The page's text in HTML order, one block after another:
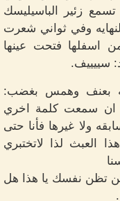
زئير الباسيليسك
وفي ثواني شعرت
اسفلها فتحت عينها
سييييف.
بعنف وهمس بغضب:
ان سمعت كلمة اخري
ولا غيرها فأنا حتى
العبث لذا لاتختبري
تظن نفسك يا هذا هل